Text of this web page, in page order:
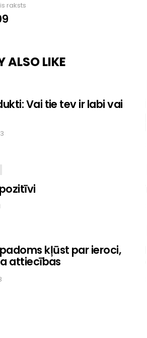
raksts
ALSO LIKE
Vai tie tev ir labi vai
kļūst par ieroci,
attiecības